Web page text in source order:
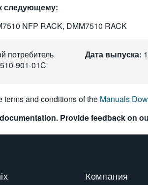
следующему:
NFP RACK, DMM7510 RACK
потребитель
901-01C
Дата выпуска:
terms and conditions of the Manuals
Provide feedback on
Компания